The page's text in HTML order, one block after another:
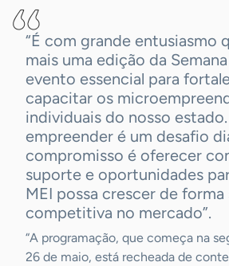
“É com grande entusiasmo
mais uma edição da
evento essencial para
capacitar os
individuais do nosso
empreender é um desafio
compromisso é oferecer
suporte e oportunidades
MEI possa crescer de
competitiva no mercado”.
“A programação, que começa na
26 de maio, está recheada de